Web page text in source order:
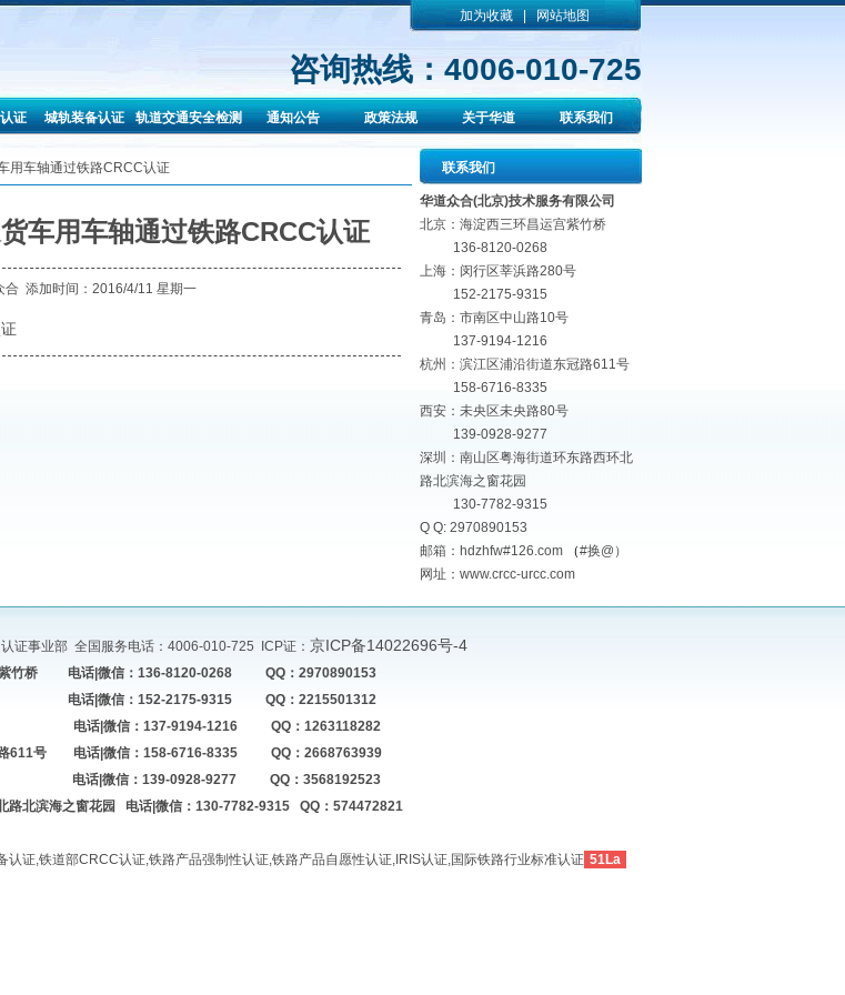
加为收藏| 网站地图
咨询热线：4006-010-725
证 城轨装备认证 轨道交通安全检测 通知公告 政策法规 关于华道 联系我们
用车轴通过铁路CRCC认证
车用车轴通过铁路CRCC认证
合 添加时间：2016/4/11 星期一
联系我们
华道众合(北京)技术服务有限公司
北京：海淀西三环昌运宫紫竹桥
136-8120-0268
上海：闵行区莘浜路280号
152-2175-9315
青岛：市南区中山路10号
137-9194-1216
杭州：滨江区浦沿街道东冠路611号
158-6716-8335
西安：未央区未央路80号
139-0928-9277
深圳：南山区粤海街道环东路西环北
路北滨海之窗花园
130-7782-9315
Q Q: 2970890153
邮箱： hdzhfw#126.com （#换@）
网址： www.crcc-urcc.com
证事业部 全国服务电话：4006-010-725 ICP证： 京ICP备14022696号-4
紫竹桥 电话|微信：136-8120-0268 QQ：2970890153
号 电话|微信：152-2175-9315 QQ：2215501312
电话|微信：137-9194-1216 QQ：1263118282
路611号 电话|微信：158-6716-8335 QQ：2668763939
电话|微信：139-0928-9277 QQ：3568192523
路北滨海之窗花园 电话|微信：130-7782-9315 QQ：574472821
认证,铁道部CRCC认证,铁路产品强制性认证,铁路产品自愿性认证,IRIS认证,国际铁路行业标准认证 51La